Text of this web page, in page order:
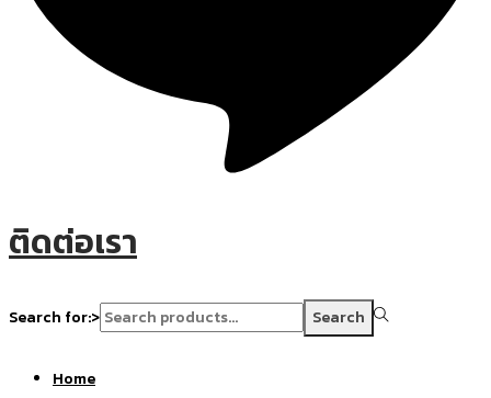
ติดต่อเรา
Search for:> Search
Home